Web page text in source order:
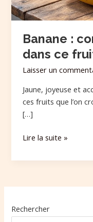
Banane :
dans ce
Laisser un
Jaune, joyeuse et
ces fruits que l’on
[…]
populaire
?
Lire la suite »
Rechercher